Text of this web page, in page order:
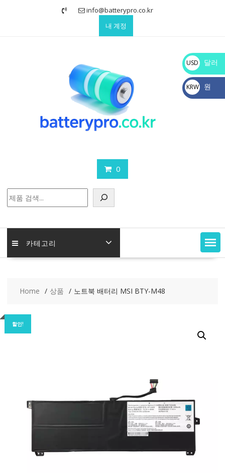
info@batterypro.co.kr
내 계정
0
색
카테고리
Home 상품 노트북 배터리 MSI BTY-M48
할인!
USD
$
달러
KRW
₩
원